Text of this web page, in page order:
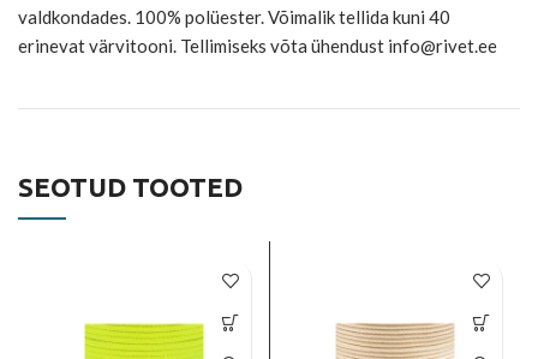
valdkondades. 100% polüester. Võimalik tellida kuni 40
erinevat värvitooni. Tellimiseks võta ühendust info@rivet.ee
SEOTUD TOOTED